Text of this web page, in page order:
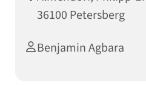
36100 Petersberg
Benjamin Agbara